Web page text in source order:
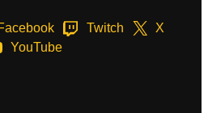
Twitch
X
YouTube